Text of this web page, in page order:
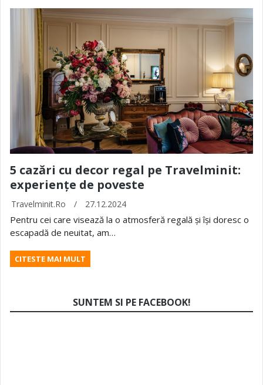
5 cazări cu decor regal pe Travelminit:
experiențe de poveste
Travelminit.ro / 27.12.2024
Pentru cei care visează la o atmosferă regală și își doresc o
escapadă de neuitat, am…
CITESTE MAI MULT
SUNTEM SI PE FACEBOOK!